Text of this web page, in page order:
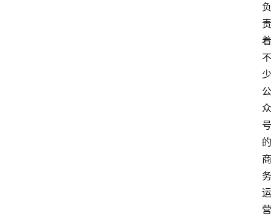
负
责
着
不
少
公
众
号
的
商
务
运
营